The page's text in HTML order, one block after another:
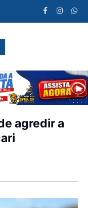
agredir a